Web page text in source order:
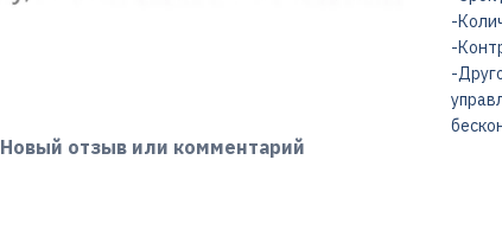
Новый отзыв или комментарий
-
-
-